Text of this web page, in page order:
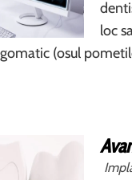
loc
(osul